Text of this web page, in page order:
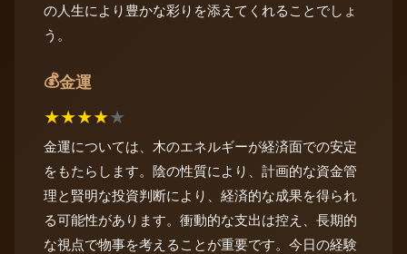
の人生により豊かな彩りを添えてくれることでしょ
う。
💰金運
★★★★★
金運については、木のエネルギーが経済面での安定
をもたらします。陰の性質により、計画的な資金管
理と賢明な投資判断により、経済的な成果を得られ
る可能性があります。衝動的な支出は控え、長期的
な視点で物事を考えることが重要です。今日の経験